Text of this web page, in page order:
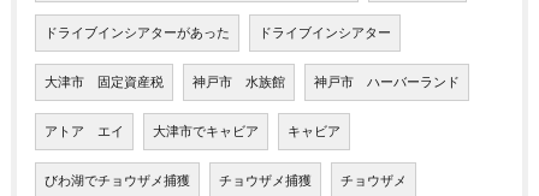
ドライブインシアターがあった ドライブインシアター
大津市 固定資産税 神戸市 水族館 神戸市 ハーバーランド
アトア エイ 大津市でキャビア キャビア
びわ湖でチョウザメ捕獲 チョウザメ捕獲 チョウザメ